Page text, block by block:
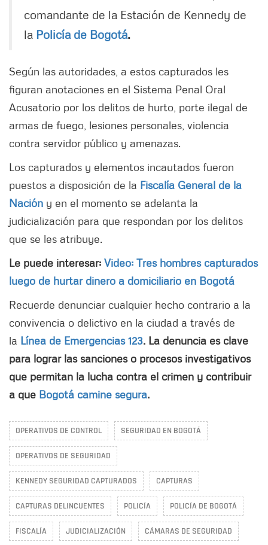
comandante de la Estación de Kennedy de
la Policía de Bogotá.
Según las autoridades, a estos capturados les
figuran anotaciones en el Sistema Penal Oral
Acusatorio por los delitos de hurto, porte ilegal de
armas de fuego, lesiones personales, violencia
contra servidor público y amenazas.
Los capturados y elementos incautados fueron
puestos a disposición de la Fiscalía General de la
Nación y en el momento se adelanta la
judicialización para que respondan por los delitos
que se les atribuye.
Le puede interesar: Video: Tres hombres capturados
luego de hurtar dinero a domiciliario en Bogotá
Recuerde denunciar cualquier hecho contrario a la
convivencia o delictivo en la ciudad a través de
la Línea de Emergencias 123. La denuncia es clave
para lograr las sanciones o procesos investigativos
que permitan la lucha contra el crimen y contribuir
a que Bogotá camine segura.
OPERATIVOS DE CONTROL SEGURIDAD EN BOGOTÁ
OPERATIVOS DE SEGURIDAD
KENNEDY SEGURIDAD CAPTURADOS CAPTURAS
CAPTURAS DELINCUENTES POLICÍA POLICÍA DE BOGOTÁ
FISCALÍA JUDICIALIZACIÓN CÁMARAS DE SEGURIDAD